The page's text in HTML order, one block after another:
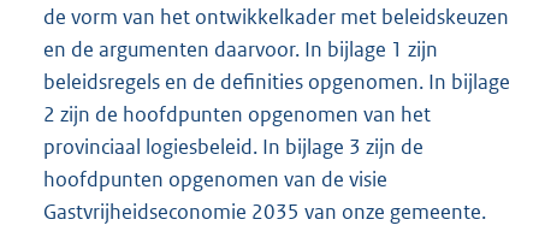
de vorm van het ontwikkelkader met beleidskeuzen
en de argumenten daarvoor. In bijlage 1 zijn
beleidsregels en de definities opgenomen. In bijlage
2 zijn de hoofdpunten opgenomen van het
provinciaal logiesbeleid. In bijlage 3 zijn de
hoofdpunten opgenomen van de visie
Gastvrijheidseconomie 2035 van onze gemeente.